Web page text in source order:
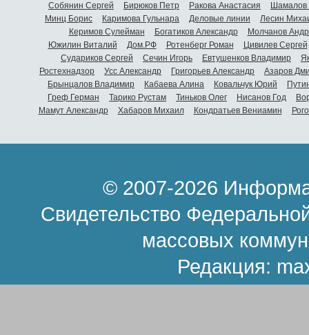
Собянин Сергей
Бирюков Петр Ракова Анастасия
Шамалов
Минц Борис
Каримова Гульнара Деловые линии
Лесин
Керимов Сулейман
Богатиков Александр
Молчанов
Южилин Виталий
Дом.РФ Ротенберг Роман
Цивилев Сергей
Судариков Сергей
Сечин Игорь Евтушенков Владимир
Ростехнадзор
Усс Александр Григорьев Александр
Азаров
Брынцалов Владимир
Кабаева Алина Ковальчук Юрий
Греф Герман
Тарико Рустам Тиньков Олег Нисанов Год
Мамут Александр
Хабаров Михаил Кондратьев Вениамин
© 2007-2026
Свидетельство
массовых
Редакция: